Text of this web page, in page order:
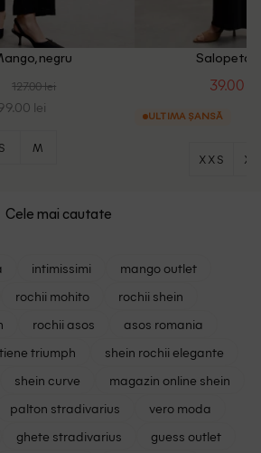
negru
127.00 lei
lei
S M
Salopeta
39.00
ULTIMA ȘANSĂ
XXS XS
Cele mai cautate
intimissimi
mango outlet
rochii mohito
rochii shein
rochii asos
asos romania
triumph
shein rochii elegante
shein curve
magazin online shein
palton stradivarius
vero moda
ghete stradivarius
guess outlet